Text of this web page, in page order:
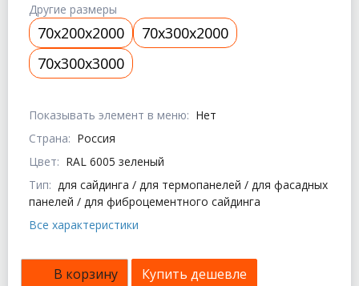
Показывать элемент в меню: Нет
Страна: Россия
Цвет: RAL 6005 зеленый
Тип: для сайдинга / для термопанелей / для фасадных
панелей / для фиброцементного сайдинга
Все характеристики
Другие размеры
70x200x2000
70x300x2000
70x300x3000
В корзину Купить дешевле